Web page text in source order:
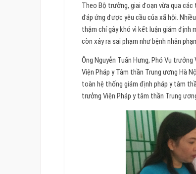
Theo Bộ trưởng, giai đoạn vừa qua
đáp ứng được yêu cầu của xã hội.
thậm chí gây khó vì kết luận giám định
còn xảy ra sai phạm như bệnh nhân
Ông Nguyễn Tuấn Hưng, Phó Vụ
Viện Pháp y Tâm thần Trung ương Hà
toàn hệ thống giám định pháp y tâm
trưởng Viện Pháp y tâm thần Trung